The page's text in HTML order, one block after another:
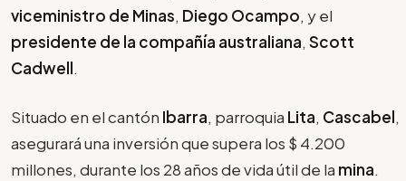
viceministro de Minas, Diego Ocampo, y el
presidente de la compañía australiana, Scott
Cadwell.
Situado en el cantón Ibarra, parroquia Lita, Cascabel,
asegurará una inversión que supera los $ 4.200
millones, durante los 28 años de vida útil de la mina.